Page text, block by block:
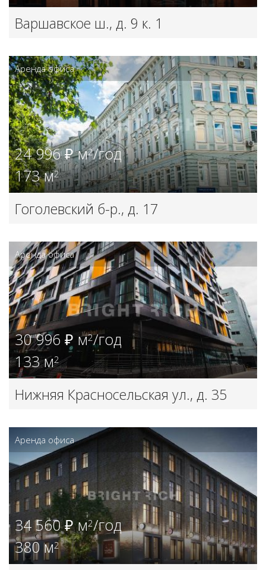
Варшавское ш., д. 9 к. 1
Аренда офиса
24 996 ₽ м2/год
173 м2
Гоголевский б-р., д. 17
Аренда офиса
30 996 ₽ м2/год
133 м2
Нижняя Красносельская ул., д. 35
Аренда офиса
34 560 ₽ м2/год
380 м2